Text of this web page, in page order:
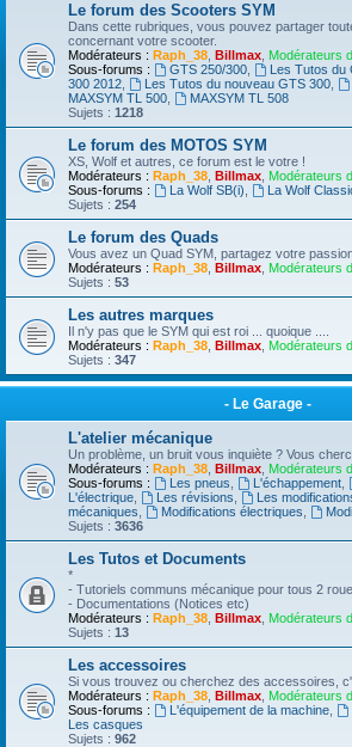
Le forum des Scooters SYM
Dans cette rubriques, vous pouvez partager
concernant votre scooter.
Modérateurs : Raph_38 Billmax Modérateurs
Sous-forums :
GTS 250/300, Les Tutos du
300 2012
Les Tutos du nouveau GTS 300,
MAXSYM TL 500
MAXSYM TL 508
Sujets : 1218
Le forum des MOTOS SYM
XS, Wolf et autres, ce forum est le votre !
Modérateurs : Raph_38 Billmax Modérateurs
Sous-forums :
La Wolf SB(i) La Wolf
Sujets : 254
Le forum des Quads
Vous avez un Quad SYM, partagez votre
Modérateurs : Raph_38 Billmax Modérateurs
Sujets : 53
Les autres marques
Il n'y pas que le SYM qui est roi ... quoique ....
Modérateurs : Raph_38 Billmax Modérateurs
Sujets : 347
- Le Garage -
L'atelier mécanique
Un problème, un bruit vous inquiète ? Vous
Modérateurs : Raph_38 Billmax Modérateurs
Sous-forums :
Les pneus L'échappement,
L'électrique
Les révisions Les
mécaniques
Modifications électriques
Sujets : 3636
Les Tutos et Documents
*
- Tutoriels communs mécanique pour tous 2
- Documentations (Notices etc)
Modérateurs : Raph_38 Billmax Modérateurs
Sujets : 13
Les accessoires
Si vous trouvez ou cherchez des accessoires,
Modérateurs : Raph_38 Billmax Modérateurs
Sous-forums :
L'équipement de la machine,
Les casques
Sujets : 962